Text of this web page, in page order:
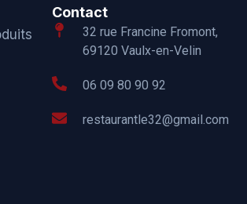
Contact
32 rue Francine Fromont,
69120 Vaulx-en-Velin
06 09 80 90 92
restaurantle32@gmail.com